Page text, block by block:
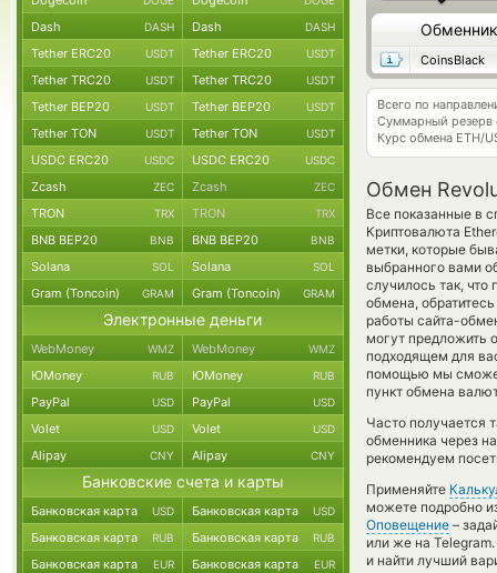
Обменник
CoinsBlack
Всего по
Суммарный резерв
Курс обмена ETH/
Обмен
Все показанные в
Криптовалюта
метки, которые
выбранного вами
случилось так,
обмена,
работы сайта-
могут предложить
подходящем для
помощью мы
пункт обмена
Часто получается
обменника через
рекомендуем
Применяйте
можете подробно
Оповещение –
или же на
и найти лучший
Dash DASH Dash DASH
Tether ERC20 USDT Tether ERC20 USDT
Tether TRC20 USDT Tether TRC20 USDT
Tether BEP20 USDT Tether BEP20 USDT
Tether TON USDT Tether TON USDT
USDC ERC20 USDC USDC ERC20 USDC
Zcash ZEC Zcash ZEC
TRON TRX TRON TRX
BNB BEP20 BNB BNB BEP20 BNB
Solana SOL Solana SOL
Gram (Toncoin) GRAM Gram (Toncoin) GRAM
Электронные деньги
WebMoney WMZ WebMoney WMZ
ЮMoney RUB ЮMoney RUB
PayPal USD PayPal USD
Volet USD Volet USD
Alipay CNY Alipay CNY
Банковские счета и карты
Банковская карта USD Банковская карта USD
Банковская карта RUB Банковская карта RUB
Банковская карта EUR Банковская карта EUR